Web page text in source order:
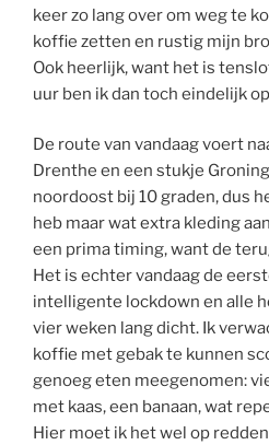
keer zo lang over om weg te
koffie zetten en rustig mijn
Ook heerlijk, want het is
uur ben ik dan toch eindelijk
De route van vandaag voert
Drenthe en een stukje
noordoost bij 10 graden, dus
heb maar wat extra kleding
een prima timing, want de
Het is echter vandaag de
intelligente lockdown en alle
vier weken lang dicht. Ik
koffie met gebak te kunnen
genoeg eten meegenomen:
met kaas, een banaan, wat
Hier moet ik het wel op